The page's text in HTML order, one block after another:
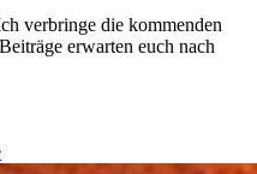
verbringe die kommenden
erwarten euch nach